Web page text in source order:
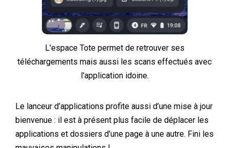
L'espace Tote permet de retrouver ses
téléchargements mais aussi les scans effectués avec
l'application idoine.
Le lanceur d’applications profite aussi d’une mise à jour
bienvenue : il est à présent plus facile de déplacer les
applications et dossiers d’une page à une autre. Fini les